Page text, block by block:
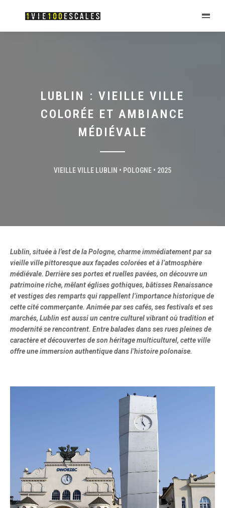
LUBLIN : VIEILLE VILLE
COLORÉE ET AMBIANCE
MÉDIÉVALE
VIEILLE VILLE LUBLIN • POLOGNE • 2025
Lublin, située à l’est de la Pologne, charme immédiatement par sa
vieille ville pittoresque aux façades colorées et à l’atmosphère
médiévale. Derrière ses portes et ruelles pavées, on découvre un
patrimoine riche, mêlant églises gothiques, bâtisses Renaissance
et vestiges des remparts qui rappellent l’importance historique de
cette cité commerçante. Animée par ses cafés, ses festivals et ses
marchés, Lublin est aussi un centre culturel vibrant où tradition et
modernité se rencontrent. Entre balades dans ses rues pleines de
caractère et découvertes de son héritage multiculturel, cette ville
offre une immersion authentique dans l’histoire polonaise.